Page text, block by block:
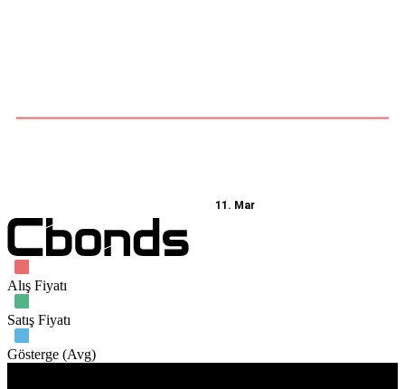
11. Mar
Alış Fiyatı
Satış Fiyatı
Gösterge (Avg)